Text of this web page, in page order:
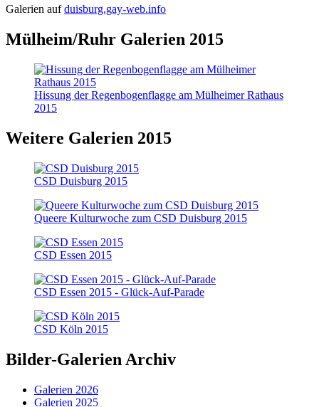
Galerien aufduisburg.gay-web.info
Mülheim/Ruhr Galerien 2015
Hissung der Regenbogenflagge am Mülheimer Rathaus
2015
Weitere Galerien 2015
CSD Duisburg 2015
Queere Kulturwoche zum CSD Duisburg 2015
CSD Essen 2015
CSD Essen 2015 - Glück-Auf-Parade
CSD Köln 2015
Bilder-Galerien Archiv
Galerien 2026
Galerien 2025